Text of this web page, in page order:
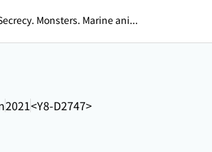
Monsters. Marine ani...
2021<Y8-D2747>